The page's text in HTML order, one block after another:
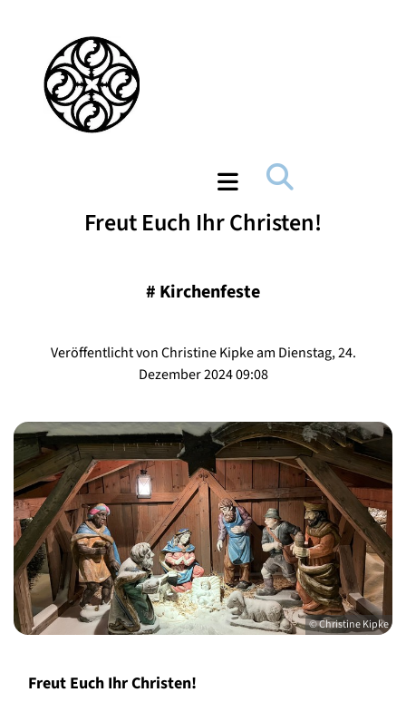
Freut Euch Ihr Christen!
# Kirchenfeste
Veröffentlicht von Christine Kipke am Dienstag, 24.
Dezember 2024 09:08
© Christine Kipke
Freut Euch Ihr Christen!